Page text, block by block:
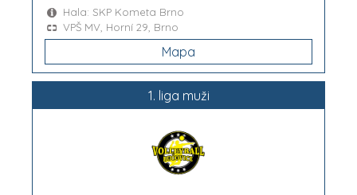
Hala: SKP Kometa Brno
VPŠ MV, Horní 29, Brno
Mapa
1. liga muži